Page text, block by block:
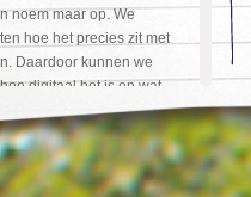
noem maar op. We
hoe het precies zit met
Daardoor kunnen we
digitaal het is en wat
en jongeren die in
ouders en heeft twee